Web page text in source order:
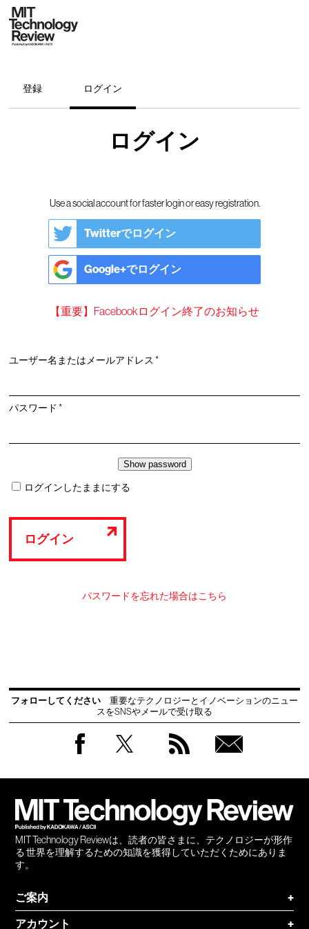
登録 ログイン
ログイン
Use a social account for faster login or easy registration.
Twitterでログイン
Google+でログイン
【重要】Facebookログイン終了のお知らせ
ユーザー名またはメールアドレス*必
パスワード*必
ログインしたままにする
ログイン
パスワードを忘れた場合はこちら
フォローしてください
重要なテクノロジーとイノベーションのニュー
スをSNSやメールで受け取る
MIT Technology Reviewは、読者の皆さまに、テクノロジーが形作
る 世界を理解するための知識を獲得していただくためにありま
す。
ご案内
+
アカウント
+